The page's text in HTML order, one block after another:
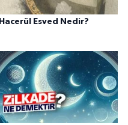
Hacerül Esved Nedir?